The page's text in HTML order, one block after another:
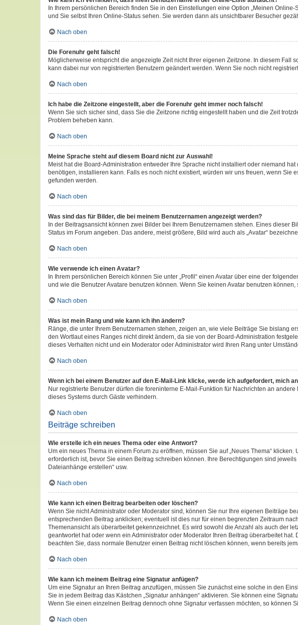
In Ihrem persönlichen Bereich finden Sie in den Einstellungen eine Option „Meinen
und Sie selbst Ihren Online-Status sehen. Sie werden dann als unsichtbarer Besucher
Nach oben
Die Forenuhr geht falsch!
Möglicherweise entspricht die angezeigte Zeit nicht Ihrer eigenen Zeitzone. In diesem Fall
kann dabei nur von registrierten Benutzern geändert werden. Wenn Sie noch nicht
Nach oben
Ich habe die Zeitzone eingestellt, aber die Forenuhr geht immer noch falsch!
Wenn Sie sich sicher sind, dass Sie die Zeitzone richtig eingestellt haben und die Zeit
Problem beheben kann.
Nach oben
Meine Sprache steht auf diesem Board nicht zur Auswahl!
Meist hat die Board-Administration entweder Ihre Sprache nicht installiert oder niemand
benötigen, installieren kann. Falls es noch nicht existiert, würden wir uns freuen, wenn Sie
gefunden werden.
Nach oben
Was sind das für Bilder, die bei meinem Benutzernamen angezeigt werden?
In der Beitragsansicht können zwei Bilder bei Ihrem Benutzernamen stehen. Eines dieser
Status im Forum angeben. Das andere, meist größere, Bild wird auch als „Avatar“
Nach oben
Wie verwende ich einen Avatar?
In Ihrem persönlichen Bereich können Sie unter „Profil“ einen Avatar über eine der
und wie die Benutzer Avatare benutzen können. Wenn Sie keinen Avatar benutzen
Nach oben
Was ist mein Rang und wie kann ich ihn ändern?
Ränge, die unter Ihrem Benutzernamen stehen, zeigen an, wie viele Beiträge Sie bislang
den Wortlaut eines Ranges nicht direkt ändern, da sie von der Board-Administration
dieses Verhalten nicht und ein Moderator oder Administrator wird Ihren Rang unter
Nach oben
Wenn ich bei einem Benutzer auf den E-Mail-Link klicke, werde ich aufgefordert, mich
Nur registrierte Benutzer dürfen die foreninterne E-Mail-Funktion für Nachrichten an
dieses Systems durch Gäste verhindern.
Nach oben
Beiträge schreiben
Wie erstelle ich ein neues Thema oder eine Antwort?
Um ein neues Thema in einem Forum zu eröffnen, müssen Sie auf „Neues Thema“
erforderlich ist, bevor Sie einen Beitrag schreiben können. Ihre Berechtigungen sind
Dateianhänge erstellen“ usw.
Nach oben
Wie kann ich einen Beitrag bearbeiten oder löschen?
Wenn Sie nicht Administrator oder Moderator sind, können Sie nur Ihre eigenen Beiträge
entsprechenden Beitrag anklicken; eventuell ist dies nur für einen begrenzten Zeitraum
Themenansicht als überarbeitet gekennzeichnet. Es wird sowohl die Anzahl als auch der
geantwortet hat oder wenn ein Administrator oder Moderator Ihren Beitrag überarbeitet
beachten Sie, dass normale Benutzer einen Beitrag nicht löschen können, wenn bereits
Nach oben
Wie kann ich meinem Beitrag eine Signatur anfügen?
Um eine Signatur an Ihren Beitrag anzufügen, müssen Sie zunächst eine solche in den
Sie in jedem Beitrag das Kästchen „Signatur anhängen“ aktivieren. Sie können eine
Wenn Sie einen einzelnen Beitrag dennoch ohne Signatur verfassen möchten, so können
Nach oben